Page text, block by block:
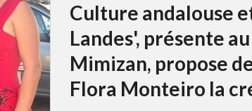
Culture andalouse
Landes', présente
Mimizan, propose
Flora Monteiro la